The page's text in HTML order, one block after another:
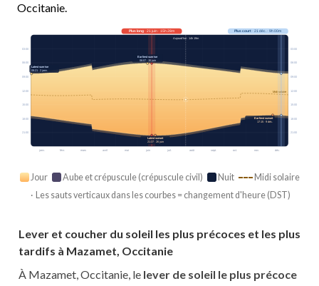
Occitanie.
janv. févr. mars avril mai juin juil. août sept. oct. nov. déc.
Midi solaire
03:00 03:00
06:00 06:00
09:00 09:00
12:00 12:00
15:00 15:00
18:00 18:00
21:00 21:00
Plus long· 21 juin · 15h 28m Plus court· 21 déc. · 9h 00m
Aujourd’hui · 14h 19m
Earliest sunrise
06:07 · 15 juin
Latest sunrise
08:21 · 2 janv.
Earliest sunset
17:15 · 9 déc.
Latest sunset
21:37 · 26 juin
Jour Aube et crépuscule (crépuscule civil) Nuit
Midi solaire
· Les sauts verticaux dans les courbes = changement d'heure (DST)
Lever et coucher du soleil les plus précoces et les plus
tardifs à Mazamet, Occitanie
À Mazamet, Occitanie, le lever de soleil le plus précoce